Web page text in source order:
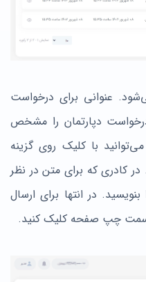
عنوانی برای درخواست
دپارتمان را مشخص
با کلیک روی گزینه
در کادری که برای متن در نظر
در انتها برای ارسال
سمت چپ صفحه کلیک کنید.